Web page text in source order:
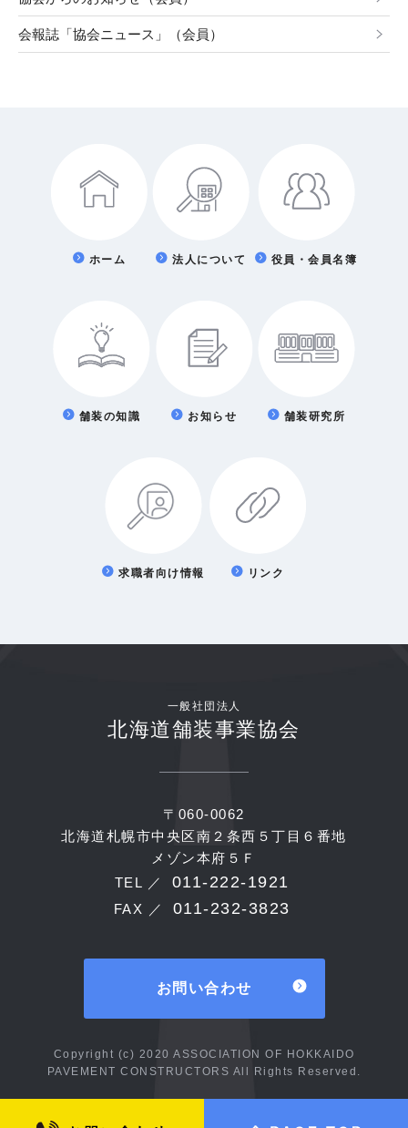
会報誌「協会ニュース」（会員）
ホーム 法人について 役員・会員名簿
舗装の知識 お知らせ 舗装研究所
求職者向け情報 リンク
一般社団法人
北海道舗装事業協会
〒060-0062
北海道札幌市中央区南２条西５丁目６番地
メゾン本府５Ｆ
TEL ／
011-222-1921
FAX ／ 011-232-3823
お問い合わせ
Copyright (c) 2020 ASSOCIATION OF HOKKAIDO
PAVEMENT CONSTRUCTORS All Rights Reserved.